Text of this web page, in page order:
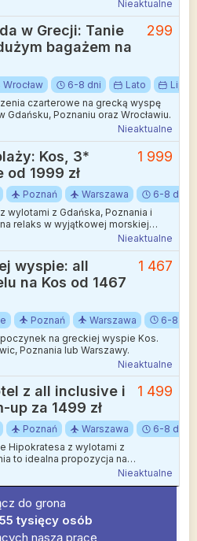
Nieaktualne
w Grecji: Tanie
bagażem na
299
Wrocław 6-8 dni Lato
czarterowe na grecką wyspę
Poznaniu oraz Wrocławiu.
Nieaktualne
Kos, 3*
1999 zł
1 999
Poznań Warszawa
6-8 dni
wylotami z Gdańska, Poznania i
relaks w wyjątkowej morskiej
Nieaktualne
wyspie: all
na Kos od 1467
1 467
Poznań Warszawa
6-8 dni
na greckiej wyspie Kos.
Poznania lub Warszawy.
Nieaktualne
z all inclusive i
up za 1499 zł
1 499
Poznań Warszawa
6-8 dni
Hipokratesa z wylotami z
to idealna propozycja na
Nieaktualne
do grona
tysięcy osób
naszą pracę